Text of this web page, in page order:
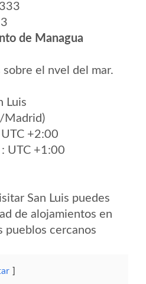
de Managua
el nvel del mar.
Luis
Madrid)
+2:00
UTC +1:00
San Luis puedes
de alojamientos en
pueblos cercanos